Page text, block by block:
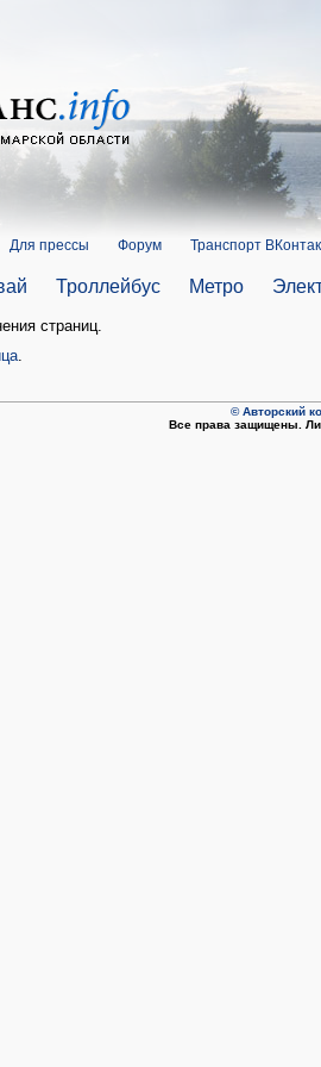
Для прессы Форум Транспорт
Троллейбус Метро
страниц.
.
© Авторский
Все права защищены.